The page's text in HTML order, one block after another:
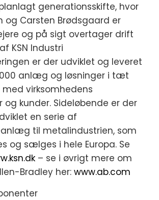
generationsskifte, hvor
og Carsten Brødsgaard er
og på sigt overtager drift
KSN Industri
er der udviklet og leveret
anlæg og løsninger i tæt
virksomhedens
og kunder. Sideløbende er der
en serie af
til metalindustrien, som
og sælges i hele Europa. Se
– se i øvrigt mere om
Bradley her: www.ab.com